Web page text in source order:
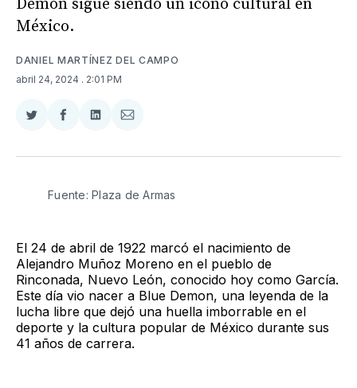
Demon sigue siendo un icono cultural en
México.
DANIEL MARTÍNEZ DEL CAMPO
abril 24, 2024 . 2:01 PM
Compartir
Twitter
Compartir
Facebook
Compartir
LinkedIn
Compartir
Email
Fuente: Plaza de Armas
El 24 de abril de 1922 marcó el nacimiento de
Alejandro Muñoz Moreno en el pueblo de
Rinconada, Nuevo León, conocido hoy como García.
Este día vio nacer a Blue Demon, una leyenda de la
lucha libre que dejó una huella imborrable en el
deporte y la cultura popular de México durante sus
41 años de carrera.